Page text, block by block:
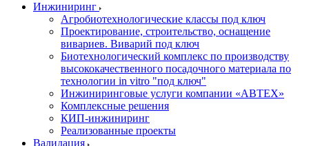
Инжиниринг
Агробиотехнологические классы под ключ
Проектирование, строительство, оснащение
вивариев. Виварий под ключ
Биотехнологический комплекс по производству
высококачественного посадочного материала по
технологии in vitro "под ключ"
Инжиниринговые услуги компании «АВТЕХ»
Комплексные решения
КИП-инжиниринг
Реализованные проекты
Валидация